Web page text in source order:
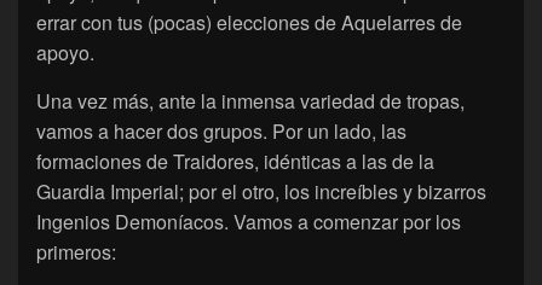
errar con tus (pocas) elecciones de Aquelarres de
apoyo.
Una vez más, ante la inmensa variedad de tropas,
vamos a hacer dos grupos. Por un lado, las
formaciones de Traidores, idénticas a las de la
Guardia Imperial; por el otro, los increíbles y bizarros
Ingenios Demoníacos. Vamos a comenzar por los
primeros: